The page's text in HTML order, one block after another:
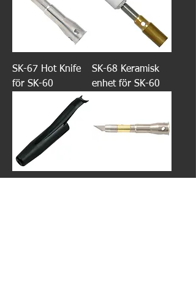
SK-67 Hot Knife
för SK-60
SK-68 Keramisk
enhet för SK-60